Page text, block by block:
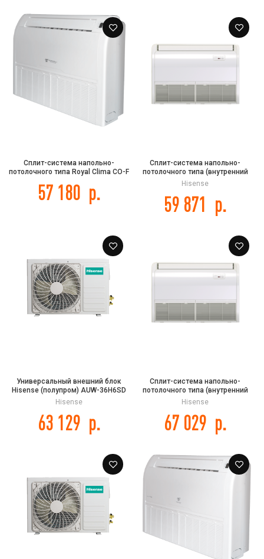
Сплит-система напольно-
потолочного типа Royal Clima CO-F
57 180 р.
Сплит-система напольно-
потолочного типа (внутренний
блок) Hisense AUV-48UR4SC DC
Hisense
59 871 р.
Универсальный внешний блок
Hisense (полупром) AUW-36H6SD
Hisense
63 129 р.
Сплит-система напольно-
потолочного типа (внутренний
блок) Hisense AUV-60UR4SC DC
Hisense
67 029 р.